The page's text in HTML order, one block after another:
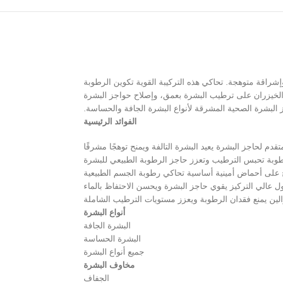
داميانج لتوفير ترطيب مكثف وإشراقة متوهجة. تحاكي هذه التركيبة القوية تكوين الرطوبة
على ترطيب البشرة بعمق، وإصلاح حواجز البشرة
البشرة الصحية المشرقة لأنواع البشرة الجافة والحساسة.
الفوائد الرئيسية
لحاجز البشرة يعيد البشرة التالفة ويمنح توهجًا مشرقًا
تحبس الترطيب وتعزز حاجز الرطوبة الطبيعي للبشرة
أحماض أمينية أساسية تحاكي رطوبة الجسم الطبيعية
يمنع فقدان الرطوبة ويعزز مستويات الترطيب الشاملة
أنواع البشرة
البشرة الجافة
البشرة الحساسة
جميع أنواع البشرة
مخاوف البشرة
الجفاف